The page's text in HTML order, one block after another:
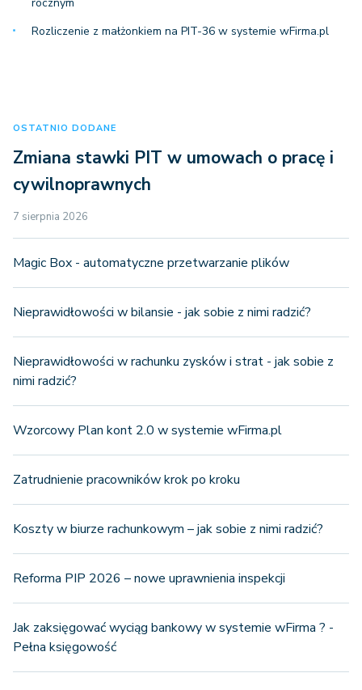
Rozliczenie z małżonkiem na PIT-36 w systemie wFirma.pl
OSTATNIO DODANE
Zmiana stawki PIT w umowach o pracę i
cywilnoprawnych
7 sierpnia 2026
Magic Box - automatyczne przetwarzanie plików
Nieprawidłowości w bilansie - jak sobie z nimi radzić?
Nieprawidłowości w rachunku zysków i strat - jak sobie z
nimi radzić?
Wzorcowy Plan kont 2.0 w systemie wFirma.pl
Zatrudnienie pracowników krok po kroku
Koszty w biurze rachunkowym – jak sobie z nimi radzić?
Reforma PIP 2026 – nowe uprawnienia inspekcji
Jak zaksięgować wyciąg bankowy w systemie wFirma ? -
Pełna księgowość